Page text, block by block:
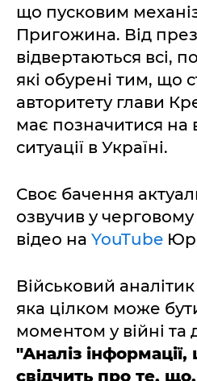
що пусковим
Пригожина. Від
відвертаються всі,
які обурені тим, що
авторитету глави
має позначитися на
ситуації в Україні.
Своє бачення
озвучив у
відео на YouTube
Військовий
яка цілком може
моментом у війні та
"Аналіз
свідчить про те,